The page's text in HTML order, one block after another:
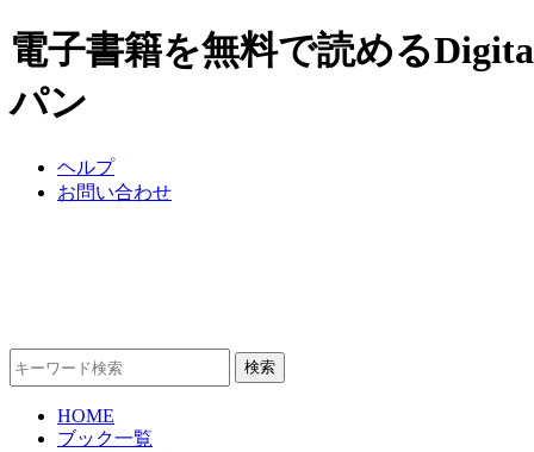
電子書籍を無料で読める
パン
ヘルプ
お問い合わせ
HOME
ブック一覧